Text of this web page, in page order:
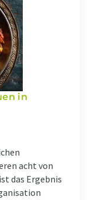
in
acht von
das Ergebnis